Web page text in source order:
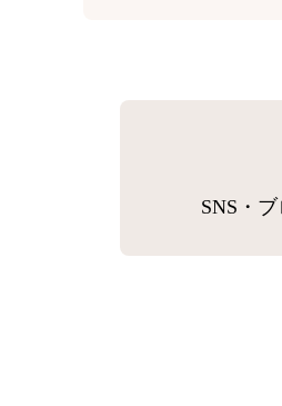
SNS・